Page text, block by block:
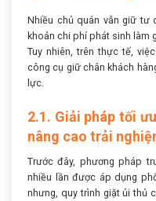
Nhiều chủ quán vẫn giữ tư
khoản chi phí phát sinh làm
Tuy nhiên, trên thực tế,
công cụ giữ chân khách
lực.
2.1. Giải pháp tối
nâng cao trải
Trước đây, phương pháp
nhiều lần được áp dụng
nhưng, quy trình giặt ủi thủ